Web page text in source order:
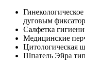
дуговым
Салфетка
Медицинские
Цитологическая
Шпатель Эйра